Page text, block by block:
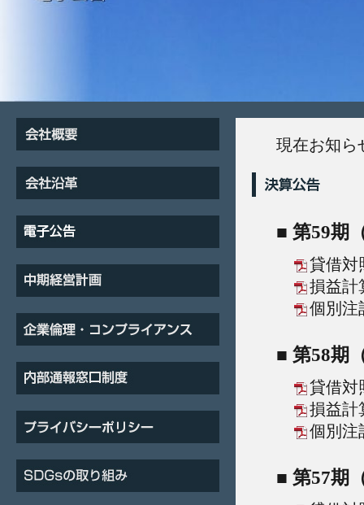
現在お知ら
■ 第59期
貸借対
損益計
個別注
■ 第58期
貸借対
損益計
個別注
■ 第57期